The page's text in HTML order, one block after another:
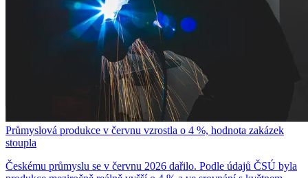
Průmyslová produkce v červnu vzrostla o 4 %, hodnota zakázek
stoupla
Českému průmyslu se v červnu 2026 dařilo. Podle údajů ČSÚ byla